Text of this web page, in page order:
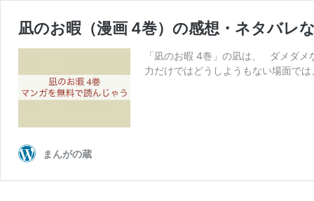
凪のお暇（漫画 4巻）の感想・ネタバレ
「凪のお暇 4巻」の凪は、 ダメダ
力だけではどうしようもない場面で
まんがの蔵